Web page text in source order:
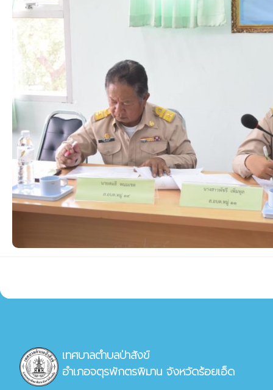
เทศบาลตำบลป่าสังข์
อำเภอจตุรพักตรพิมาน จังหวัดร้อยเอ็ด